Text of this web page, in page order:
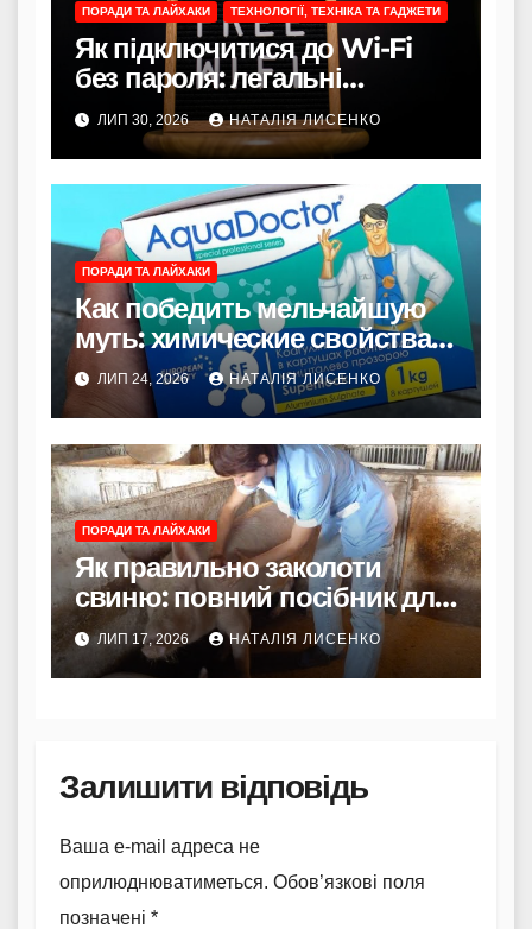
ПОРАДИ ТА ЛАЙХАКИ ТЕХНОЛОГІЇ, ТЕХНІКА ТА ГАДЖЕТИ
Як підключитися до Wi-Fi
без пароля: легальні
способи
ЛИП 30, 2026 НАТАЛІЯ ЛИСЕНКО
ПОРАДИ ТА ЛАЙХАКИ
Как победить мельчайшую
муть: химические свойства и
принцип действия
коагулянтов
ЛИП 24, 2026 НАТАЛІЯ ЛИСЕНКО
ПОРАДИ ТА ЛАЙХАКИ
Як правильно заколоти
свиню: повний посібник для
початківців та досвідчених
господарів
ЛИП 17, 2026 НАТАЛІЯ ЛИСЕНКО
Залишити відповідь
Ваша e-mail адреса не
оприлюднюватиметься. Обов’язкові поля
позначені *